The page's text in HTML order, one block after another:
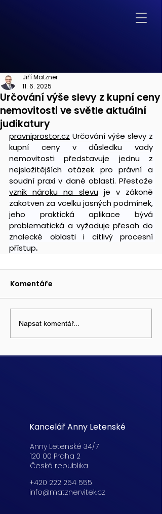
Určování výše slevy z kupní ceny
nemovitosti ve světle aktuální
judikatury
Jiří Matzner
11. 6. 2025
pravniprostor.cz Určování výše slevy z
kupní ceny v důsledku vady
nemovitosti představuje jednu z
nejsložitějších otázek pro právní a
vznik nároku na slevu je v zákoně
zakotven za vcelku jasných podmínek,
jeho praktická aplikace bývá
problematická a vyžaduje přesah do
znalecké oblasti i citlivý procesní
přístup.
Komentáře
Napsat komentář...
Kancelář Anny Letenské
Anny Letenské 34/7
120 00 Praha 2
Česká republika
+420 222 254 555
info@matznervitek.cz